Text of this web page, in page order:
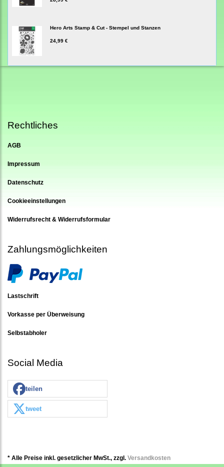
Hero Arts Stamp & Cut - Stempel und Stanzen
24,99 €
Rechtliches
AGB
Impressum
Datenschutz
Cookieeinstellungen
Widerrufsrecht & Widerrufsformular
Zahlungsmöglichkeiten
Lastschrift
Vorkasse per Überweisung
Selbstabholer
Social Media
teilen
tweet
* Alle Preise inkl. gesetzlicher MwSt., zzgl. Versandkosten